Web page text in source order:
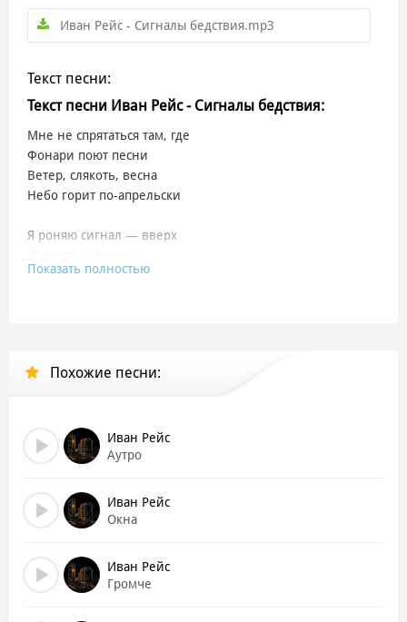
Иван Рейс - Сигналы бедствия.mp3
Текст песни:
Текст песни Иван Рейс - Сигналы бедствия:
Мне не спрятаться там, где
Фонари поют песни
Ветер, слякоть, весна
Небо горит по-апрельски
Я роняю сигнал — вверх
Если кто-то слышит их треск, то
Люди канули в неизвестность
На другом конце ещё есть тот
Кто услышит сигналы бедствий
В этом городе, где
Тесный город, в котором нету ни души
Если это услышит кто-то — помаши
Ладонью с крыши своего дома, покажи
Показать полностью
Похожие песни:
Иван Рейс
Аутро
Иван Рейс
Окна
Иван Рейс
Громче